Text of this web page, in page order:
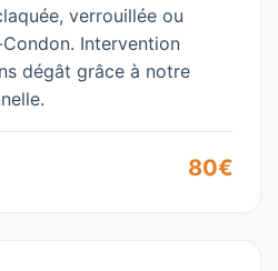
verrouillée ou
. Intervention
dégât grâce à notre
80€